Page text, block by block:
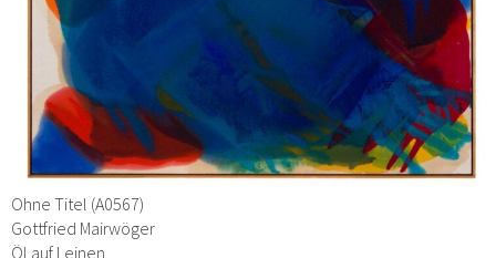
Ohne Titel (A0567)
Gottfried Mairwöger
Öl auf Leinen